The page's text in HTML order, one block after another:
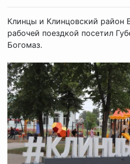
Клинцы и Клинцовский район
рабочей поездкой посетил
Богомаз.